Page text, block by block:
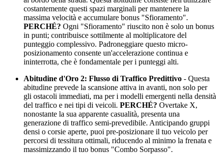
costantemente questi spazi marginali per mantenere la
massima velocità e accumulare bonus "Sfioramento".
PERCHÉ? Ogni "Sfioramento" riuscito non è solo un bonus
in punti; contribuisce sottilmente al moltiplicatore del
punteggio complessivo. Padroneggiare questo micro-
posizionamento consente un'accelerazione continua e
ininterrotta, che è fondamentale per i punteggi alti.
Abitudine d'Oro 2: Flusso di Traffico Predittivo - Questa
abitudine prevede la scansione attiva in avanti, non solo per
gli ostacoli immediati, ma per i modelli emergenti nella densità
del traffico e nei tipi di veicoli. PERCHÉ? Overtake X,
nonostante la sua apparente casualità, presenta una
generazione di traffico semi-prevedibile. Anticipando gruppi
densi o corsie aperte, puoi pre-posizionare il tuo veicolo per
percorsi di tessitura ottimali, riducendo al minimo la frenata e
massimizzando il tuo bonus "Combo Sorpasso".